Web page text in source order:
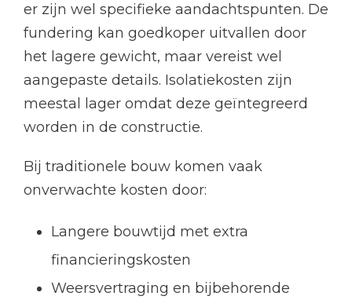
er zijn wel specifieke aandachtspunten. De
fundering kan goedkoper uitvallen door
het lagere gewicht, maar vereist wel
aangepaste details. Isolatiekosten zijn
meestal lager omdat deze geïntegreerd
worden in de constructie.
Bij traditionele bouw komen vaak
onverwachte kosten door:
Langere bouwtijd met extra
financieringskosten
Weersvertraging en bijbehorende